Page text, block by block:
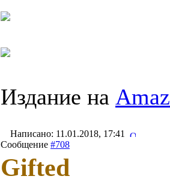
Издание на
Написано: 11.01.2018, 17:41
Сообщение #708
Gifted